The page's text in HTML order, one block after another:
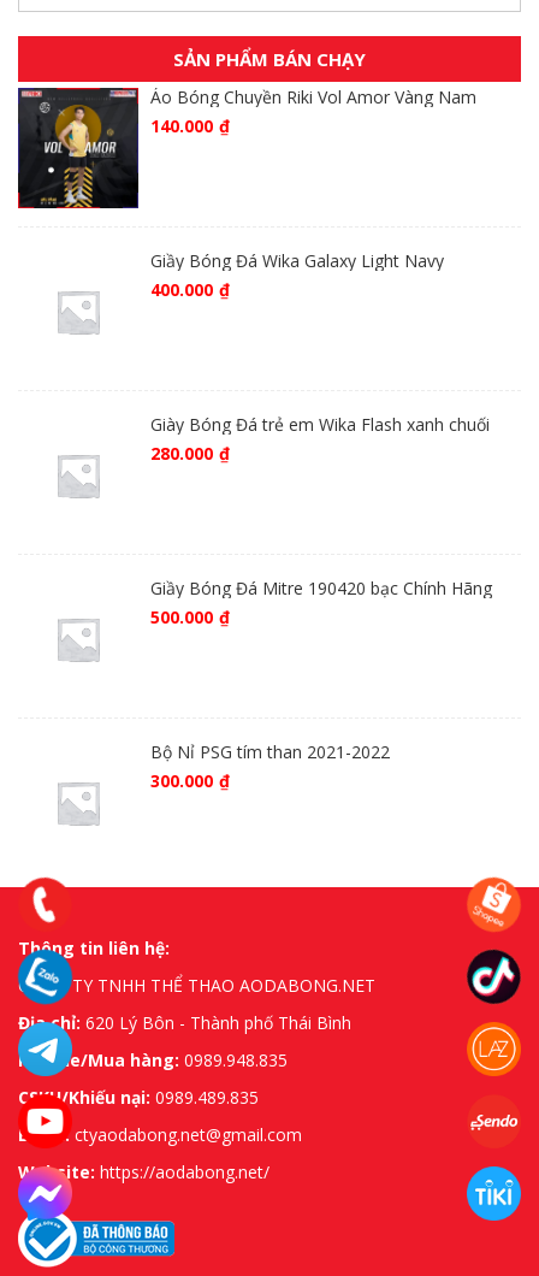
SẢN PHẨM BÁN CHẠY
Áo Bóng Chuyền Riki Vol Amor Vàng Nam
140.000 ₫
Giầy Bóng Đá Wika Galaxy Light Navy
400.000 ₫
Giày Bóng Đá trẻ em Wika Flash xanh chuối
280.000 ₫
Giầy Bóng Đá Mitre 190420 bạc Chính Hãng
500.000 ₫
Bộ Nỉ PSG tím than 2021-2022
300.000 ₫
Thông tin liên hệ:
CÔNG TY TNHH THỂ THAO AODABONG.NET
Địa chỉ: 620 Lý Bôn - Thành phố Thái Bình
Hotline/Mua hàng: 0989.948.835
CSKH/Khiếu nại: 0989.489.835
Email:ctyaodabong.net@gmail.com
Website: https://aodabong.net/